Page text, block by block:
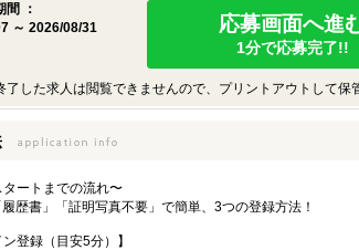
間 ：
～ 2026/08/31
応募画面へ進
1分で応募完了!!
した求人は閲覧できませんので、プリントアウトして保
ートまでの流れ〜
歴書」「証明写真不要」で簡単、3つの登録方法！
ン登録（目安5分）】